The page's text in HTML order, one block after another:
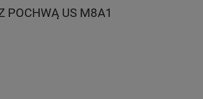
POCHWĄ US M8A1